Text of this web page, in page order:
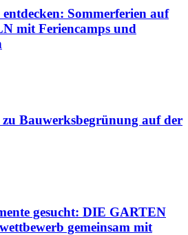
Sommerferien auf
mit Feriencamps und
Bauwerksbegrünung auf der
gesucht: DIE GARTEN
gemeinsam mit